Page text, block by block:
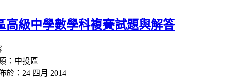
高級中學數學科複賽試題與解答
：中投區
於：24 四月 2014